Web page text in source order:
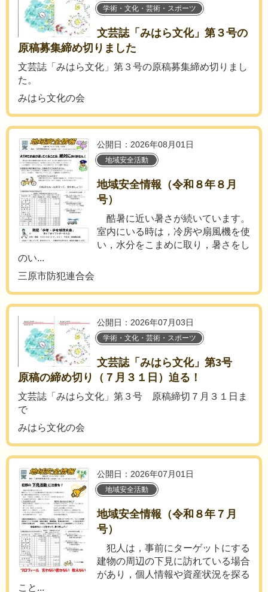
学術・文化・芸術・スポーツ
文芸誌「みはら文化」第３号の
原稿募集締め切りました
文芸誌「みはら文化」第３号の原稿募集締め切りまし
た。
みはら文化の会
公開日：2026年08月01日
地域安全活動
地域安全情報（令和８年８月
号）
酷暑に近い暑さが続いています。
室内にいる時は，冷房や扇風機を使
い，水分をこまめに取り，暑さをし
のい...
三原市防犯連合会
公開日：2026年07月03日
学術・文化・芸術・スポーツ
文芸誌「みはら文化」第3号
原稿の締め切り（７月３１日）迫る！
文芸誌「みはら文化」第３号 原稿締切７月３１日ま
で
みはら文化の会
公開日：2026年07月01日
地域安全活動
地域安全情報（令和８年７月
号）
犯人は，事前にターゲットにする
建物の周辺の下見に訪れている場合
があり，個人情報や資産状況を探る
こと...